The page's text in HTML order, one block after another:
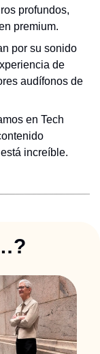
profundos,
premium.
por su sonido
de
audífonos de
en Tech
increíble.